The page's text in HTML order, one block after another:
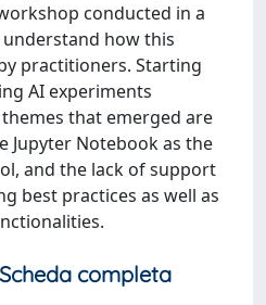
conducted in a
how this
practitioners. Starting
AI experiments
that emerged are
Jupyter Notebook as the
and the lack of support
best practices as well as
Scheda completa